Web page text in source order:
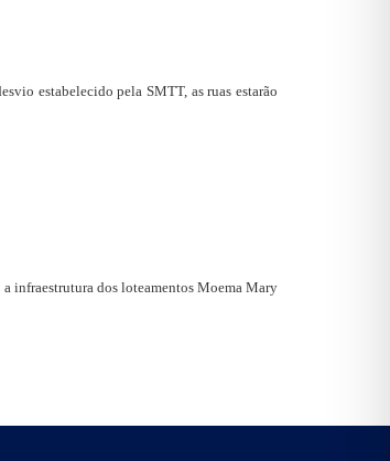
estabelecido pela SMTT, as ruas estarão
infraestrutura dos loteamentos Moema Mary